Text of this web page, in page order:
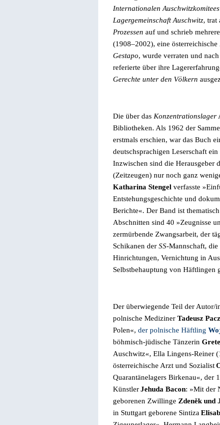
Internationalen Auschwitzkomitees
Lagergemeinschaft Auschwitz, trat
Prozessen auf und schrieb
(1908–2002), eine
Gestapo, wurde verraten und
referierte über ihre
Gerechte unter den Völkern
Die über das Konzentrationslager
Bibliotheken. Als 1962 der
erstmals erschien, war das Buch
deutschsprachigen Leserschaft
Inzwischen sind die Herausgeber
(Zeitzeugen) nur noch ganz
Katharina Stengel verfasste »
Entstehungsgeschichte und
Berichte«. Der Band ist
Abschnitten sind 40 »Zeugnisse
zermürbende Zwangsarbeit, der
Schikanen der SS-Mannschaft,
Hinrichtungen, Vernichtung in
Selbstbehauptung von Häftlingen
Der überwiegende Teil der Autor/
polnische Mediziner Tadeusz
Polen«, der polnische Häftling
böhmisch-jüdische Tänzerin
Auschwitz«, Ella Lingens-Reiner
österreichische Arzt und Sozialist
Quarantänelagers Birkenau«, der
KünstlerJehuda Bacon: »Mit der
geborenen Zwillinge Zdeněk und
in Stuttgart geborene Sintiza